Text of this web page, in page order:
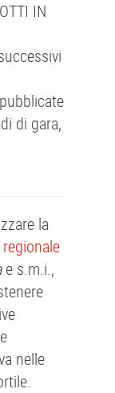
IN
di gara,
la
e s.m.i.,
nelle